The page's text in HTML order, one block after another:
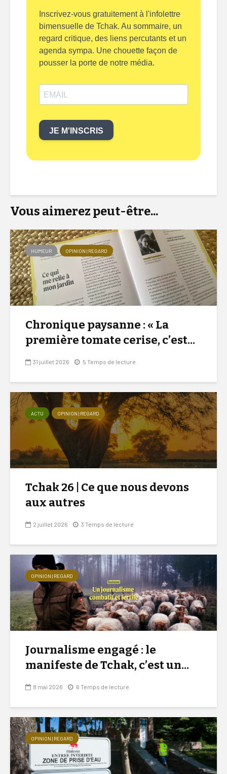
Inscrivez-vous gratuitement à l'infolettre
bimensuelle de Tchak. Au sommaire, un
regard critique, des liens percutants et un
agenda sympa. Une chouette façon de
pousser la porte de notre média.
JE M'INSCRIS
Vous aimerez peut-être...
HUMEUR OPINION | REGARD
Chronique paysanne : « La
première tomate cerise, c’est...
31 juillet 2026 5 Temps de lecture
ACTU OPINION | REGARD
Tchak 26 | Ce que nous devons
aux autres
2 juillet 2026 3 Temps de lecture
OPINION | REGARD
Journalisme engagé : le
manifeste de Tchak, c’est un...
8 mai 2026 6 Temps de lecture
OPINION | REGARD